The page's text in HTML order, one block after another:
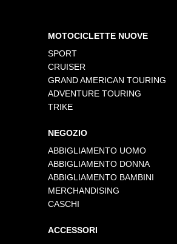
MOTOCICLETTE NUOVE
SPORT
CRUISER
GRAND AMERICAN TOURING
ADVENTURE TOURING
TRIKE
NEGOZIO
ABBIGLIAMENTO UOMO
ABBIGLIAMENTO DONNA
ABBIGLIAMENTO BAMBINI
MERCHANDISING
CASCHI
ACCESSORI